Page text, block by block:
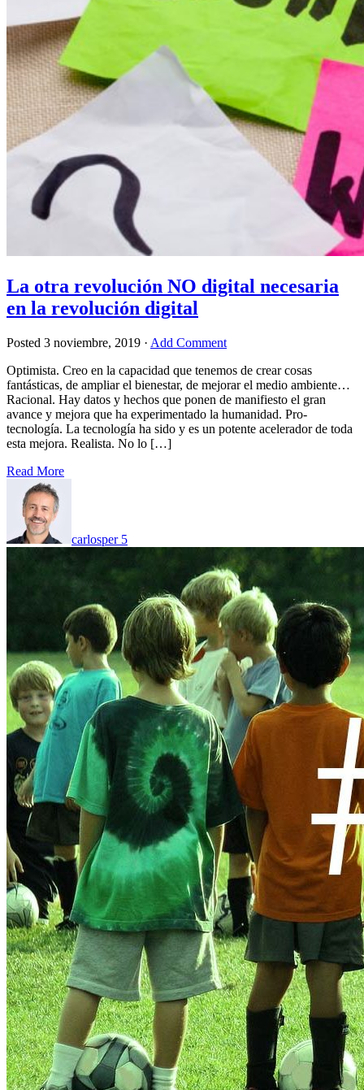
La otra revolución NO digital necesaria
en la revolución digital
Posted 3 noviembre, 2019 · Add Comment
Optimista. Creo en la capacidad que tenemos de crear cosas
fantásticas, de ampliar el bienestar, de mejorar el medio ambiente…
Racional. Hay datos y hechos que ponen de manifiesto el gran
avance y mejora que ha experimentado la humanidad. Pro-
tecnología. La tecnología ha sido y es un potente acelerador de toda
esta mejora. Realista. No lo […]
Read More
carlosper 5